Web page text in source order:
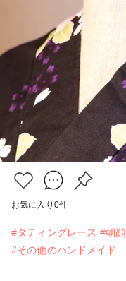
お気に入り 0件
#タティングレース #朝顔
#その他のハンドメイド